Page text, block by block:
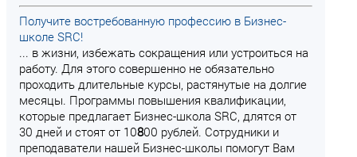
Получите востребованную профессию в Бизнес-
школе SRC!
... в жизни, избежать сокращения или устроиться на
работу. Для этого совершенно не обязательно
проходить длительные курсы, растянутые на долгие
месяцы. Программы повышения квалификации,
которые предлагает Бизнес-школа SRC, длятся от
30 дней и стоят от 10800 рублей. Сотрудники и
преподаватели нашей Бизнес-школы помогут Вам